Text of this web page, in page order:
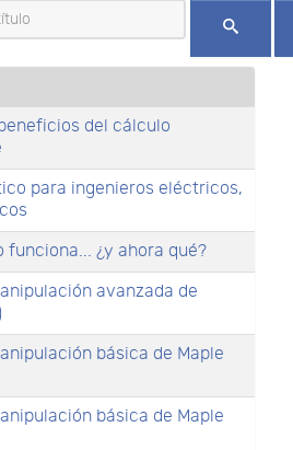
título
del cálculo
para ingenieros eléctricos,
funciona... ¿y ahora qué?
avanzada de
básica de Maple
básica de Maple